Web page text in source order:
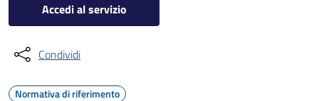
Accedi al servizio
Condividi
Normativa di riferimento